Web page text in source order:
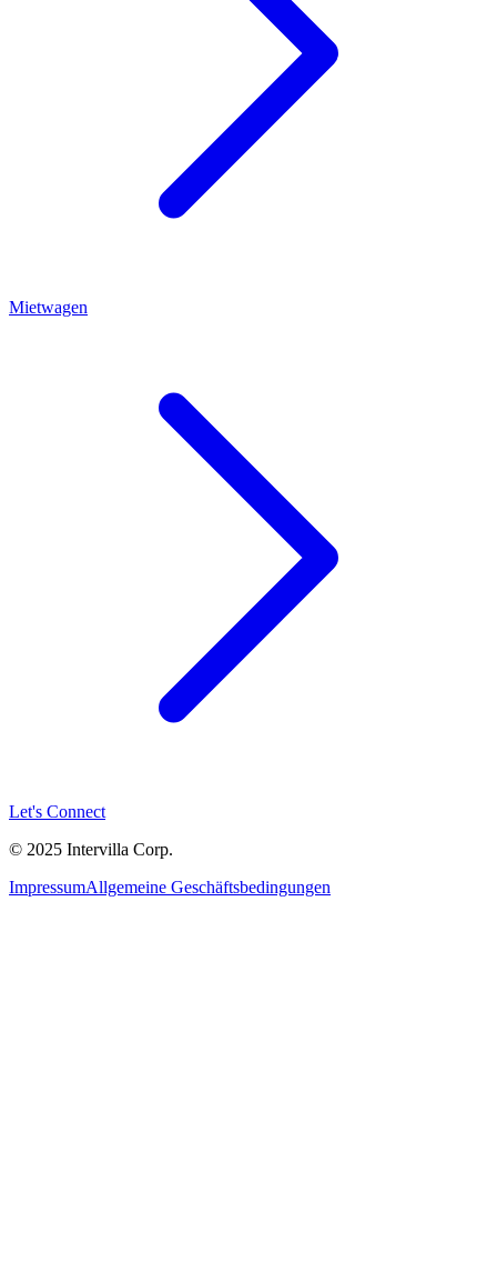
Mietwagen
Let's Connect
© 2025 Intervilla Corp.
ImpressumAllgemeine Geschäftsbedingungen